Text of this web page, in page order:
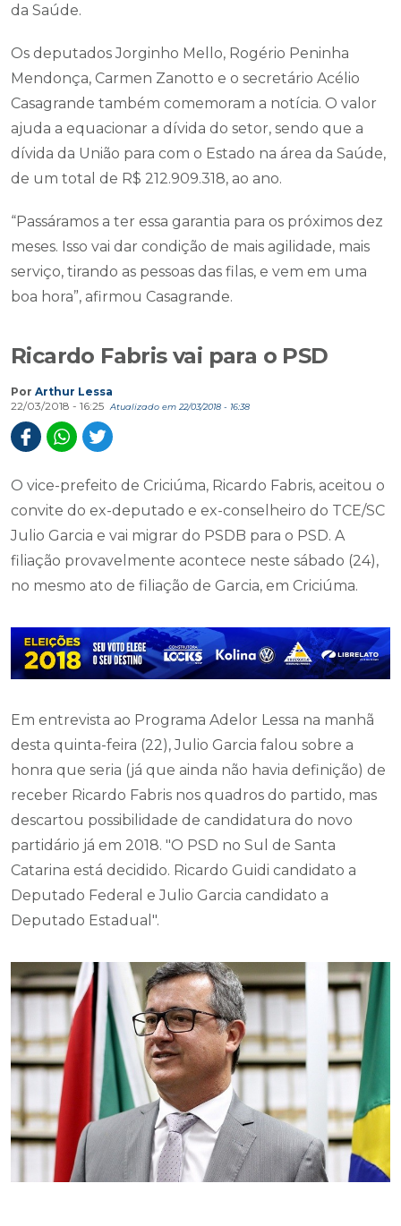
da Saúde.
Os deputados Jorginho Mello, Rogério Peninha
Mendonça, Carmen Zanotto e o secretário Acélio
Casagrande também comemoram a notícia. O valor
ajuda a equacionar a dívida do setor, sendo que a
dívida da União para com o Estado na área da Saúde,
de um total de R$ 212.909.318, ao ano.
“Passáramos a ter essa garantia para os próximos dez
meses. Isso vai dar condição de mais agilidade, mais
serviço, tirando as pessoas das filas, e vem em uma
boa hora”, afirmou Casagrande.
Ricardo Fabris vai para o PSD
Por Arthur Lessa
22/03/2018 - 16:25
Atualizado em 22/03/2018 - 16:38
O vice-prefeito de Criciúma, Ricardo Fabris, aceitou o
convite do ex-deputado e ex-conselheiro do TCE/SC
Julio Garcia e vai migrar do PSDB para o PSD. A
filiação provavelmente acontece neste sábado (24),
no mesmo ato de filiação de Garcia, em Criciúma.
Em entrevista ao Programa Adelor Lessa na manhã
desta quinta-feira (22), Julio Garcia falou sobre a
honra que seria (já que ainda não havia definição) de
receber Ricardo Fabris nos quadros do partido, mas
descartou possibilidade de candidatura do novo
partidário já em 2018. "O PSD no Sul de Santa
Catarina está decidido. Ricardo Guidi candidato a
Deputado Federal e Julio Garcia candidato a
Deputado Estadual".